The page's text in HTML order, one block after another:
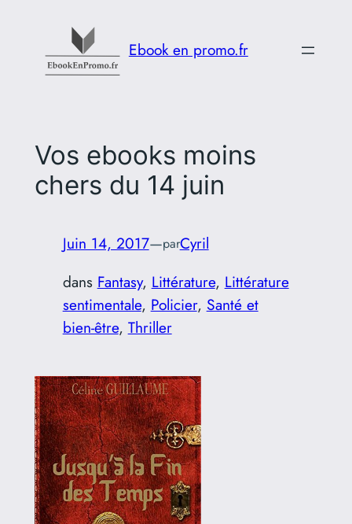
contenu
Ebook en promo.fr
Vos ebooks moins
chers du 14 juin
Juin 14, 2017—parCyril
dans Fantasy, Littérature, Littérature
sentimentale, Policier, Santé et
bien-être, Thriller